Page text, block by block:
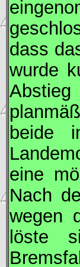
dass
wurde
Abstieg
beide
eine
Nach
wegen
löste